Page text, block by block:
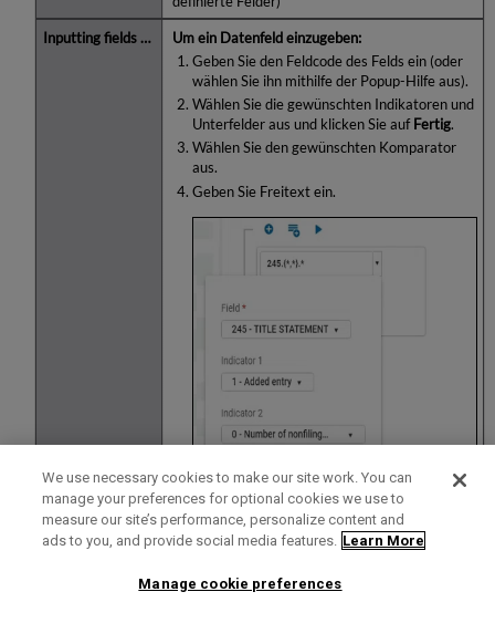
Um ein Datenfeld einzugeben:
Geben Sie den Feldcode des Felds ein (oder
wählen Sie ihn mithilfe der Popup-Hilfe aus).
Wählen Sie die gewünschten Indikatoren und
Unterfelder aus und klicken Sie aufFertig.
Wählen Sie den gewünschten Komparator
aus.
Geben Sie Freitext ein.
We use necessary cookies to make our site work. You can
manage your preferences for optional cookies we use to
measure our site’s performance, personalize content and
ads to you, and provide social media features. Learn More
Manage cookie preferences